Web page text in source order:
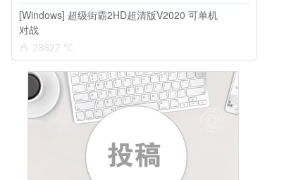
[Windows] 超级街霸2HD超清版V2020 可单机
对战
28827 ℃